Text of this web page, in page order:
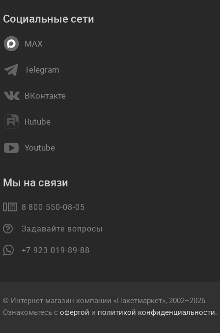
Социальные сети
MAX
Telegram
ВКонтакте
Rutube
Youtube
Мы на связи
8 800 550-08-05
Задавайте вопросы
+7 923 019-89-88
© Интернет-магазин компании «Пакетмаркет», 2002–2026.
Ознакомьтесь с офертой и политикой конфиденциальности.